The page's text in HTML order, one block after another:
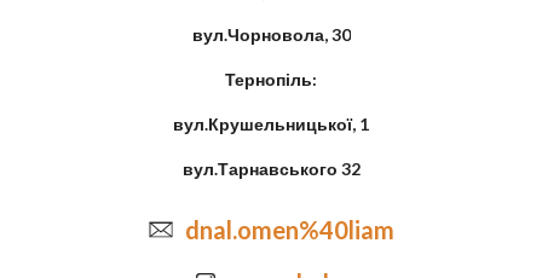
вул.Чорновола, 30
Тернопіль:
вул.Крушельницької, 1
вул.Тарнавського 32
dnal.omen%40liam